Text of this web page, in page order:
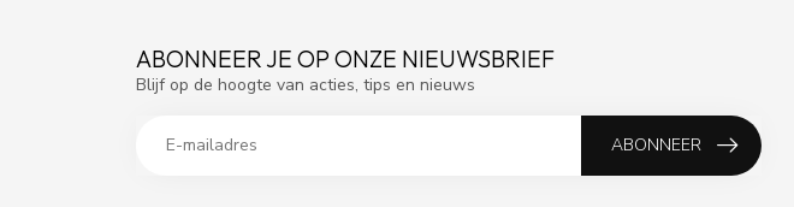
ABONNEER JE OP ONZE NIEUWSBRIEF
Blijf op de hoogte van acties, tips en nieuws
ABONNEER